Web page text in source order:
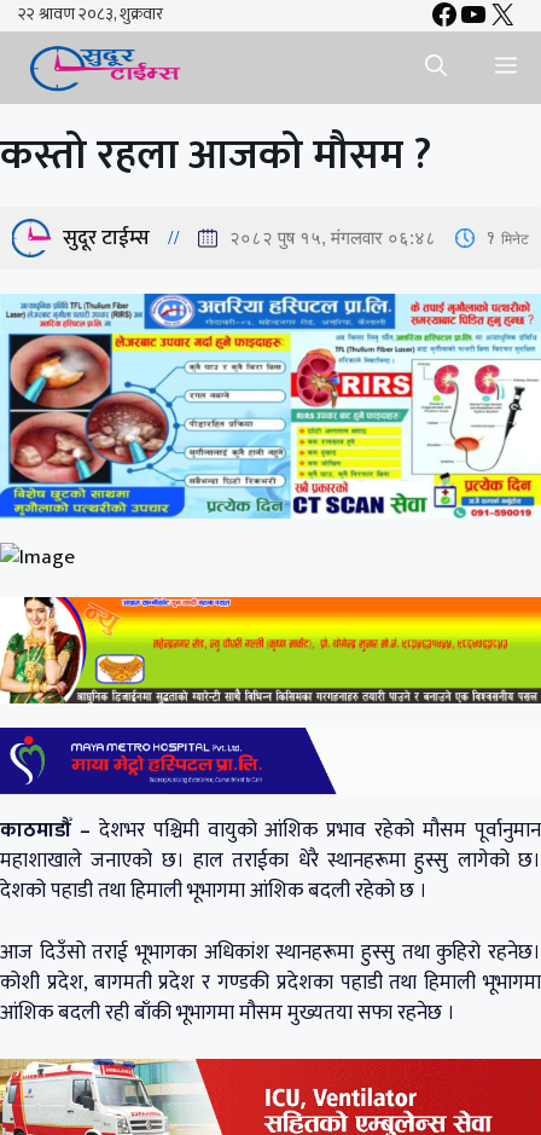
Skip
content
X
कस्तो रहला आजको मौसम ?
सुदूर टाईम्स २०८२ पुष १५, मंगलवार ०६:४८ 1 मिनेट
काठमाडौँ – देशभर पश्चिमी वायुको आंशिक प्रभाव रहेको मौसम पूर्वानुमान
महाशाखाले जनाएको छ। हाल तराईका धेरै स्थानहरूमा हुस्सु लागेको छ।
देशको पहाडी तथा हिमाली भूभागमा आंशिक बदली रहेको छ ।
आज दिउँसो तराई भूभागका अधिकांश स्थानहरूमा हुस्सु तथा कुहिरो रहनेछ।
कोशी प्रदेश, बागमती प्रदेश र गण्डकी प्रदेशका पहाडी तथा हिमाली भूभागमा
आंशिक बदली रही बाँकी भूभागमा मौसम मुख्यतया सफा रहनेछ ।